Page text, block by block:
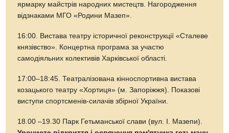
ярмарку майстрів народних мистецтв. Нагородження
відзнаками МГО «Родини Мазеп».
16:00. Вистава театру історичної реконструкції «Сталеве
князівство». Концертна програма за участю
самодіяльних колективів Харківської області.
17:00–18:45. Театралізована кінноспортивна вистава
козацького театру «Хортиця» (м. Запоріжжя). Показові
виступи спортсменів-силачів збірної України.
18.00 –19.30 Парк Гетьманської слави (вул. І. Мазепи).